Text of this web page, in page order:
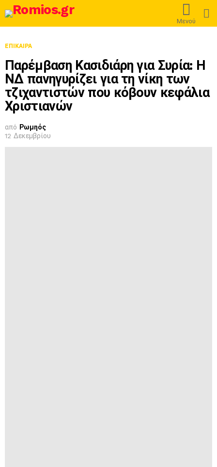
Μενού
ΕΠΊΚΑΙΡΑ
Παρέμβαση Κασιδιάρη για Συρία: Η
ΝΔ πανηγυρίζει για τη νίκη των
τζιχαντιστών που κόβουν κεφάλια
Χριστιανών
από Ρωμηός
12 Δεκεμβρίου